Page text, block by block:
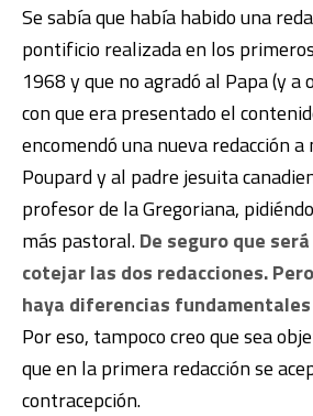
Se sabía que había habido una
pontificio realizada en los
1968 y que no agradó al Papa (y
con que era presentado el
encomendó una nueva redacción a
Poupard y al padre jesuita
profesor de la Gregoriana,
más pastoral.De seguro que
cotejar las dos redacciones.
haya diferencias
Por eso, tampoco creo que sea
que en la primera redacción se
contracepción.